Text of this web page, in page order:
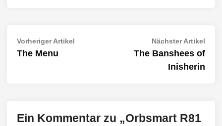
Beitragsnavigation
Vorheriger Artikel
The Menu
Nächster Artikel
The Banshees of
Inisherin
Ein Kommentar zu „Orbsmart R81